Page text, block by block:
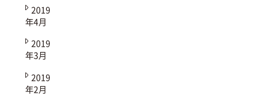
2019
年4月
2019
年3月
2019
年2月